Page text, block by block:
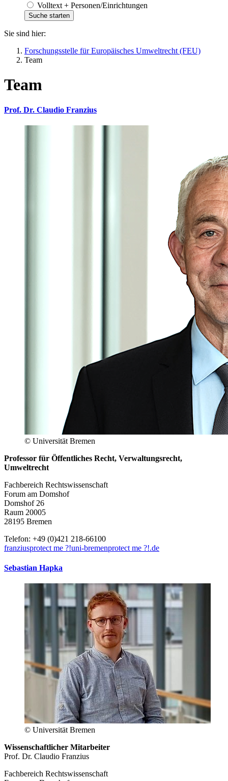
Volltext + Personen/Einrichtungen
Sie sind hier:
Forschungsstelle für Europäisches Umweltrecht (FEU)
Team
Team
Prof. Dr. Claudio Franzius
© Universität Bremen
Professor für Öffentliches Recht, Verwaltungsrecht,
Umweltrecht
Fachbereich Rechtswissenschaft
Forum am Domshof
Domshof 26
Raum 20005
28195 Bremen
Telefon: +49 (0)421 218-66100
franziusprotect me ?!uni-bremenprotect me ?!.de
Sebastian Hapka
© Universität Bremen
Wissenschaftlicher Mitarbeiter
Prof. Dr. Claudio Franzius
Fachbereich Rechtswissenschaft